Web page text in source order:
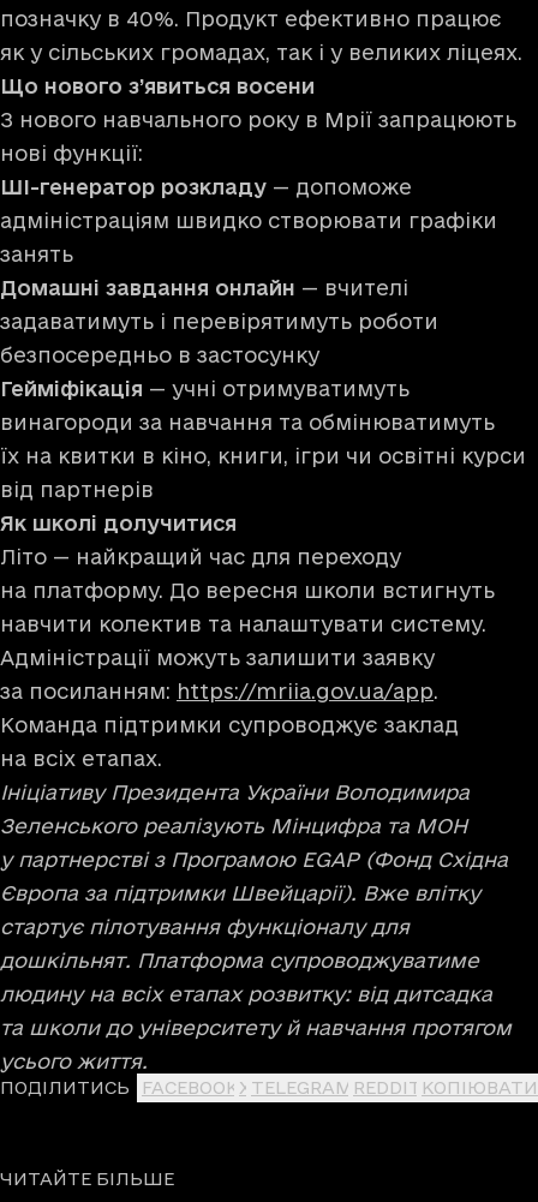
позначку в 40%. Продукт ефективно працює
як у сільських громадах, так і у великих ліцеях.
Що нового з’явиться восени
З нового навчального року в Мрії запрацюють
нові функції:
ШІ-генератор розкладу — допоможе
адміністраціям швидко створювати графіки
занять
Домашні завдання онлайн — вчителі
задаватимуть і перевірятимуть роботи
безпосередньо в застосунку
Гейміфікація — учні отримуватимуть
винагороди за навчання та обмінюватимуть
їх на квитки в кіно, книги, ігри чи освітні курси
від партнерів
Як школі долучитися
Літо — найкращий час для переходу
на платформу. До вересня школи встигнуть
навчити колектив та налаштувати систему.
Адміністрації можуть залишити заявку
за посиланням: https://mriia.gov.ua/app.
Команда підтримки супроводжує заклад
на всіх етапах.
Ініціативу Президента України Володимира
Зеленського реалізують Мінцифра та МОН
у партнерстві з Програмою EGAP (Фонд Східна
Європа за підтримки Швейцарії). Вже влітку
стартує пілотування функціоналу для
дошкільнят. Платформа супроводжуватиме
людину на всіх етапах розвитку: від дитсадка
та школи до університету й навчання протягом
усього життя.
ПОДІЛИТИСЬ FACEBOOK X TELEGRAM REDDIT КОПІЮВАТИ
ЧИТАЙТЕ БІЛЬШЕ